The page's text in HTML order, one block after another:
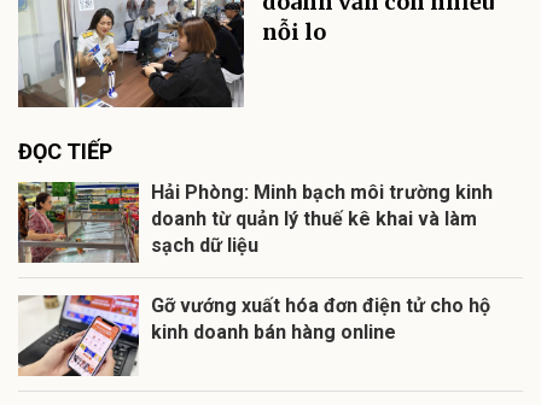
nỗi lo
ĐỌC TIẾP
Hải Phòng: Minh bạch môi trường kinh
doanh từ quản lý thuế kê khai và làm
sạch dữ liệu
Gỡ vướng xuất hóa đơn điện tử cho hộ
kinh doanh bán hàng online